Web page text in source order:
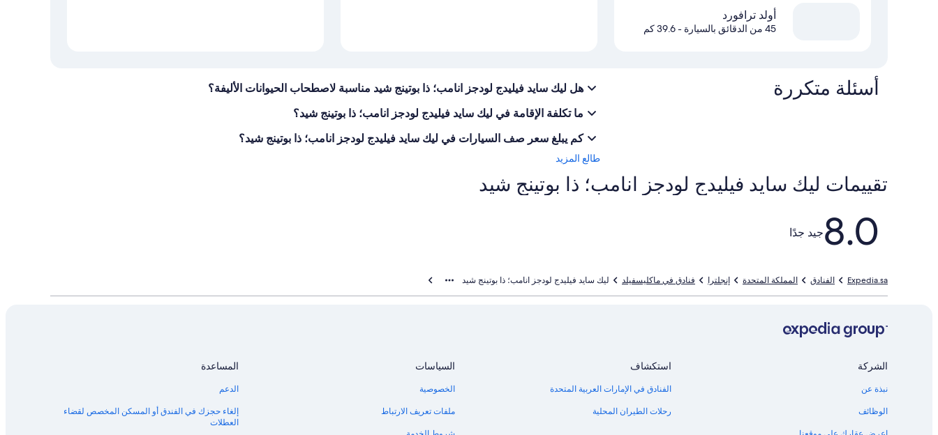
أولد ترافورد
45 من الدقائق بالسيارة - 39.6 كم
أسئلة متكررة
هل ليك سايد فيليدج لودجز انامب؛ ذا بوتينج شيد مناسبة لاصطحاب الحيوانات الأليفة؟
ما تكلفة الإقامة في ليك سايد فيليدج لودجز انامب؛ ذا بوتينج شيد؟
كم يبلغ سعر صف السيارات في ليك سايد فيليدج لودجز انامب؛ ذا بوتينج شيد؟
طالع المزيد
تقييمات ⁦ليك سايد فيليدج لودجز انامب؛ ذا بوتينج شيد⁩
التقييمات
8.0جيد جدًا
ليك سايد فيليدج لودجز انامب؛ ذا بوتينج شيد فنادق في ماكليسفيلد إنجلترا المملكة المتحدة الفنادق Expedia.sa
الشركة
نبذة عن
الوظائف
استكشاف
الفنادق في الإمارات العربية المتحدة
رحلات الطيران المحلية
السياسات
الخصوصية
ملفات تعريف الارتباط
المساعدة
الدعم
إلغاء حجزك في الفندق أو المسكن المخصص لقضاء
العطلات